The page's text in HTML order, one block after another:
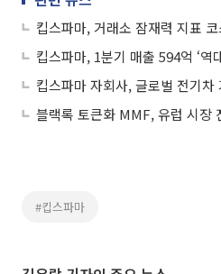
블랙록 토큰화 MMF, 유럽 시장
#킵스파마